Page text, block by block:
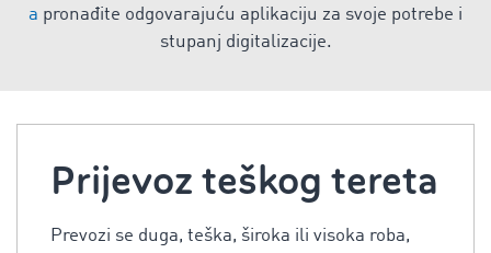
a pronađite odgovarajuću aplikaciju za svoje potrebe i
stupanj digitalizacije.
Prijevoz teškog tereta
Prevozi se duga, teška, široka ili visoka roba,